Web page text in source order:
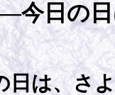
日の
日は、さ